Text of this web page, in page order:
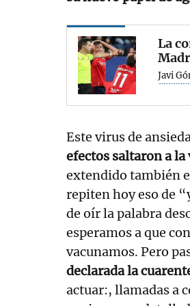
La
Javi
Este virus de
efectos saltaron a
extendido también
repiten hoy eso de
de oír la palabra
esperamos a que
vacunamos. Pero
declarada la
actuar:, llamadas a